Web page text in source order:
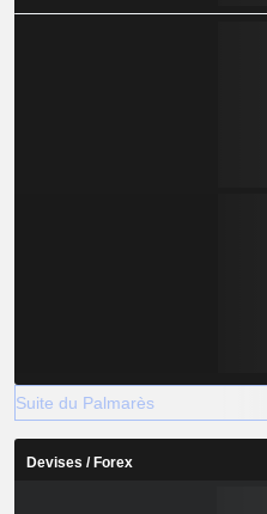
Suite du Palmarès
Devises / Forex